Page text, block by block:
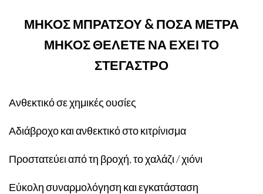
ΜΗΚΟΣ ΜΠΡΑΤΣΟΥ & ΠΟΣΑ ΜΕΤΡΑ
ΜΗΚΟΣ ΘΕΛΕΤΕ ΝΑ ΕΧΕΙ ΤΟ
ΣΤΕΓΑΣΤΡΟ
Ανθεκτικό σε χημικές ουσίες
Αδιάβροχο και ανθεκτικό στο κιτρίνισμα
Προστατεύει από τη βροχή, το χαλάζι / χιόνι
Εύκολη συναρμολόγηση και εγκατάσταση